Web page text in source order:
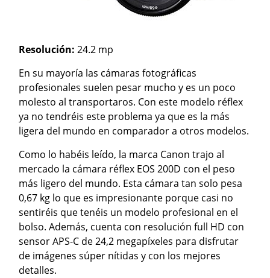
Resolución:24.2 mp
En su mayoría las cámaras fotográficas
profesionales suelen pesar mucho y es un poco
molesto al transportaros. Con este modelo réflex
ya no tendréis este problema ya que es la más
ligera del mundo en comparador a otros modelos.
Como lo habéis leído, la marca Canon trajo al
mercado la cámara réflex EOS 200D con el peso
más ligero del mundo. Esta cámara tan solo pesa
0,67 kg lo que es impresionante porque casi no
sentiréis que tenéis un modelo profesional en el
bolso. Además, cuenta con resolución full HD con
sensor APS-C de 24,2 megapíxeles para disfrutar
de imágenes súper nítidas y con los mejores
detalles.